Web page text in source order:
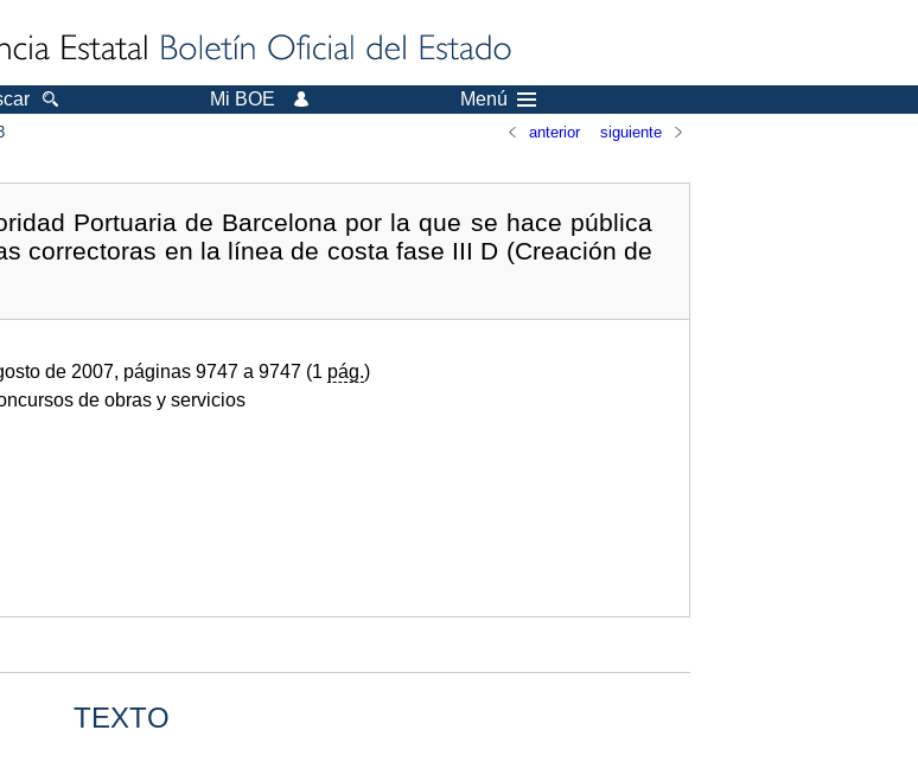
Mi BOE Menú
anterior siguiente
Portuaria de Barcelona por la que se hace pública
correctoras en la línea de costa fase III D (Creación de
de 2007, páginas 9747 a 9747 (1 pág.)
de obras y servicios
TEXTO